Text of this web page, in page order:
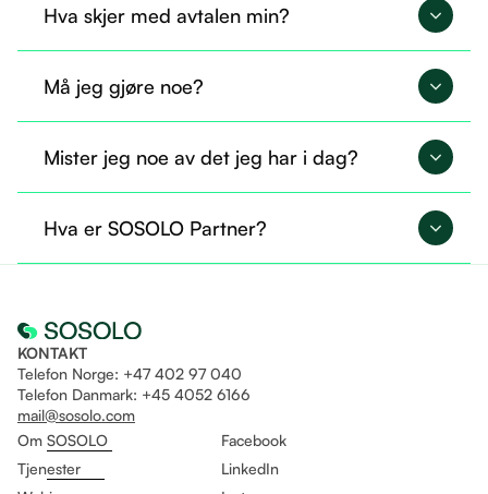
Hva skjer med avtalen min?
nøyaktig samme måte.
Må jeg gjøre noe?
overført, og du kan fortsette som før.
Mister jeg noe av det jeg har i dag?
bruker. I tillegg får du mulighet til å ta i bruk flere
Hva er SOSOLO Partner?
KONTAKT
Telefon Norge: +47 402 97 040
Telefon Danmark: +45 4052 6166
mail@sosolo.com
Om SOSOLO
Tjenester
Facebook
LinkedIn